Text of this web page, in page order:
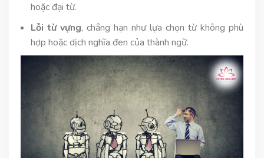
hoặc đại từ.
Lỗi từ vựng, chẳng hạn như lựa chọn từ không phù
hợp hoặc dịch nghĩa đen của thành ngữ.